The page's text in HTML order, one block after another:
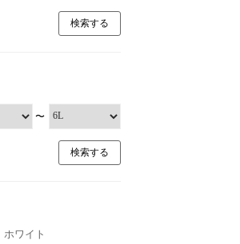
〜
ホワイト